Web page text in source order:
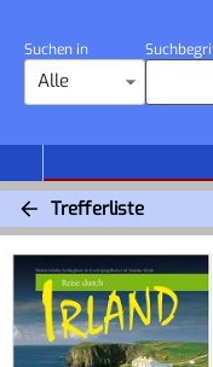
Suchen in
Alle
Trefferliste